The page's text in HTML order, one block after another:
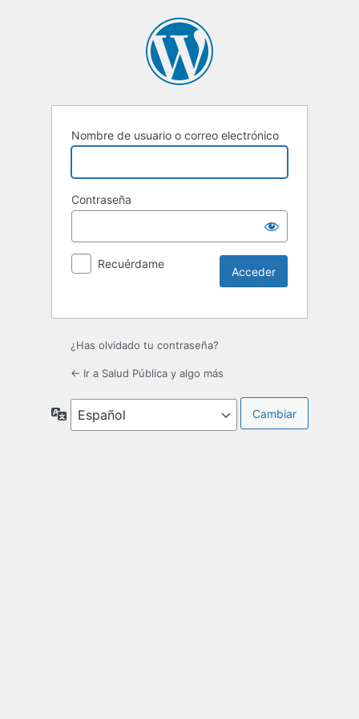
Nombre de usuario o correo electrónico
Contraseña
Recuérdame
¿Has olvidado tu contraseña?
← Ir a Salud Pública y algo más
Idioma